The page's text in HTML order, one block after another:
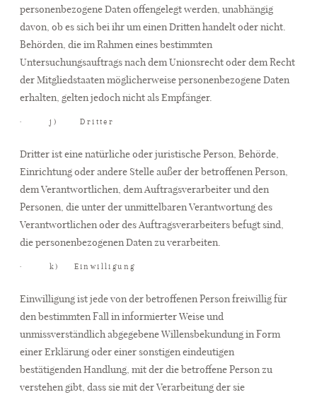
personenbezogene Daten offengelegt werden, unabhängig
davon, ob es sich bei ihr um einen Dritten handelt oder nicht.
Behörden, die im Rahmen eines bestimmten
Untersuchungsauftrags nach dem Unionsrecht oder dem Recht
der Mitgliedstaaten möglicherweise personenbezogene Daten
erhalten, gelten jedoch nicht als Empfänger.
· j) Dritter
Dritter ist eine natürliche oder juristische Person, Behörde,
Einrichtung oder andere Stelle außer der betroffenen Person,
dem Verantwortlichen, dem Auftragsverarbeiter und den
Personen, die unter der unmittelbaren Verantwortung des
Verantwortlichen oder des Auftragsverarbeiters befugt sind,
die personenbezogenen Daten zu verarbeiten.
· k) Einwilligung
Einwilligung ist jede von der betroffenen Person freiwillig für
den bestimmten Fall in informierter Weise und
unmissverständlich abgegebene Willensbekundung in Form
einer Erklärung oder einer sonstigen eindeutigen
bestätigenden Handlung, mit der die betroffene Person zu
verstehen gibt, dass sie mit der Verarbeitung der sie